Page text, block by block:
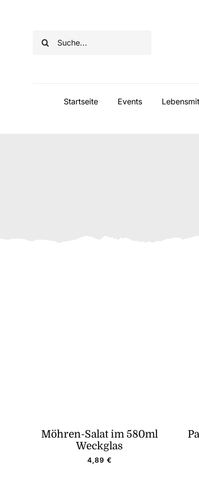
Search
Startseite Events
Möhren-Salat im 580ml
Weckglas
4,89 €